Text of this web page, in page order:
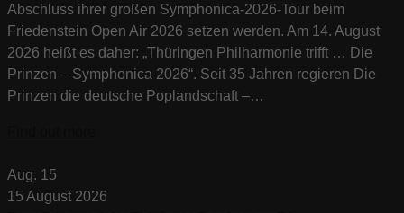
Abschluss ihrer großen Symphonica-2026-Tour beim
Friedenstein Open Air 2026 setzen werden. Am 14. August
2026 heißt es daher: „Thüringen Philharmonie trifft … Die
Prinzen – Symphonica 2026“. Seit 35 Jahren regieren Die
Prinzen die deutsche Poplandschaft –…
Aug. 15
15 August 2026